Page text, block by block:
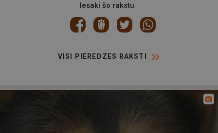
Iesaki šo rakstu
VISI PIEREDZES RAKSTI